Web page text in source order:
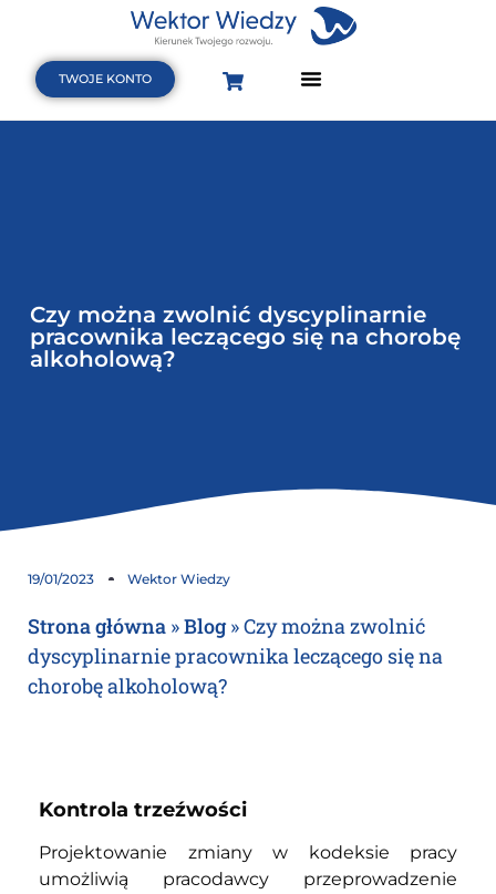
TWOJE KONTO
Czy można zwolnić dyscyplinarnie
pracownika leczącego się na chorobę
alkoholową?
19/01/2023 Wektor Wiedzy
Strona główna »Blog»Czy można zwolnić
dyscyplinarnie pracownika leczącego się na
chorobę alkoholową?
Kontrola trzeźwości
Projektowanie zmiany w kodeksie pracy
umożliwią pracodawcy przeprowadzenie